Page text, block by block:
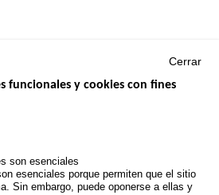
PERSONALES PROCEDENTES DE
Cerrar
funcionales y cookies con fines
son esenciales
esenciales porque permiten que el sitio
Sin embargo, puede oponerse a ellas y